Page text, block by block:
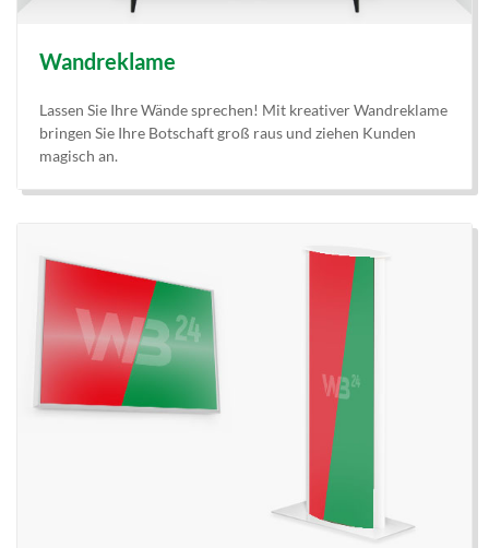
Wandreklame
Lassen Sie Ihre Wände sprechen! Mit kreativer Wandreklame
bringen Sie Ihre Botschaft groß raus und ziehen Kunden
magisch an.